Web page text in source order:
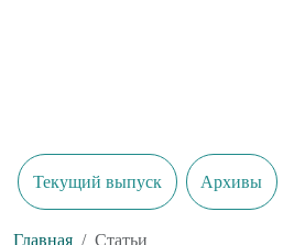
Текущий выпуск Архивы
Главная Статьи